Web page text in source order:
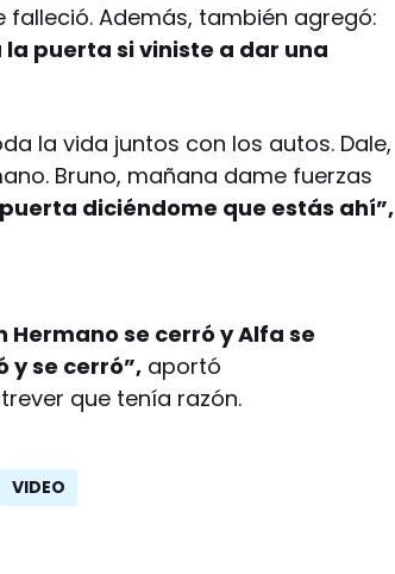
Además, también agregó:
la puerta si viniste a dar una
la vida juntos con los autos. Dale,
Bruno, mañana dame fuerzas
diciéndome que estás ahí”,
Hermano se cerró y Alfa se
y se cerró”, aportó
que tenía razón.
VIDEO